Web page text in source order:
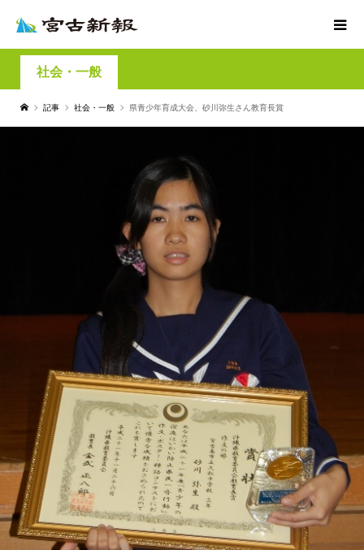
社会・一般
記事 社会・一般 県青少年育成大会、砂川弥生さん教育長賞